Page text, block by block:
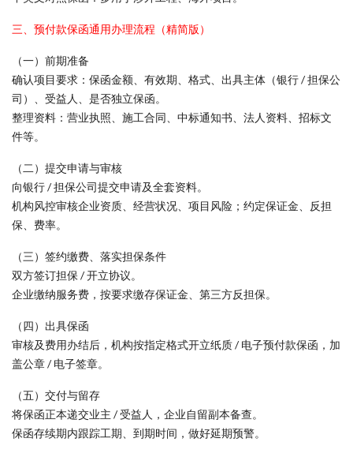
三、预付款保函通用办理流程（精简版）
（一）前期准备
确认项目要求：保函金额、有效期、格式、出具主体（银行 / 担保公
司）、受益人、是否独立保函。
整理资料：营业执照、施工合同、中标通知书、法人资料、招标文
件等。
（二）提交申请与审核
向银行 / 担保公司提交申请及全套资料。
机构风控审核企业资质、经营状况、项目风险；约定保证金、反担
保、费率。
（三）签约缴费、落实担保条件
双方签订担保 / 开立协议。
企业缴纳服务费，按要求缴存保证金、第三方反担保。
（四）出具保函
审核及费用办结后，机构按指定格式开立纸质 / 电子预付款保函，加
盖公章 / 电子签章。
（五）交付与留存
将保函正本递交业主 / 受益人，企业自留副本备查。
保函存续期内跟踪工期、到期时间，做好延期预警。